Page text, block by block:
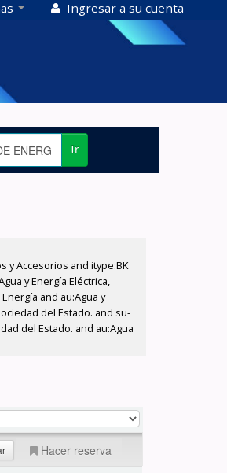
Ingresar a su cuenta
Ir
y Accesorios and itype:BK
y Energía Eléctrica,
and au:Agua y
del Estado. and su-
del Estado. and au:Agua
Hacer reserva